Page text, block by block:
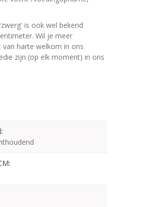
is ook wel bekend
Wil je meer
van harte welkom in ons
zijn (op elk moment) in ons